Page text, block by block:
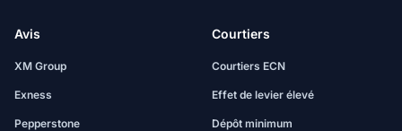
Avis
XM Group
Exness
Pepperstone
Courtiers
Courtiers ECN
Effet de levier élevé
Dépôt minimum